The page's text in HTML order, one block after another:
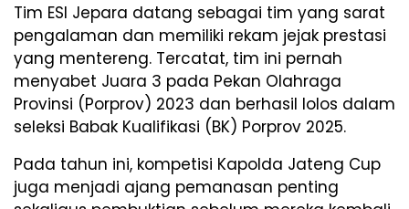
Tim ESI Jepara datang sebagai tim yang sarat
pengalaman dan memiliki rekam jejak prestasi
yang mentereng. Tercatat, tim ini pernah
menyabet Juara 3 pada Pekan Olahraga
Provinsi (Porprov) 2023 dan berhasil lolos dalam
seleksi Babak Kualifikasi (BK) Porprov 2025.
Pada tahun ini, kompetisi Kapolda Jateng Cup
juga menjadi ajang pemanasan penting